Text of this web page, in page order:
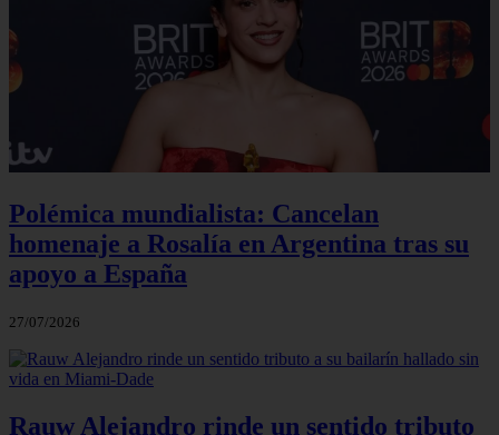
Polémica mundialista: Cancelan
homenaje a Rosalía en Argentina tras su
apoyo a España
27/07/2026
Rauw Alejandro rinde un sentido tributo